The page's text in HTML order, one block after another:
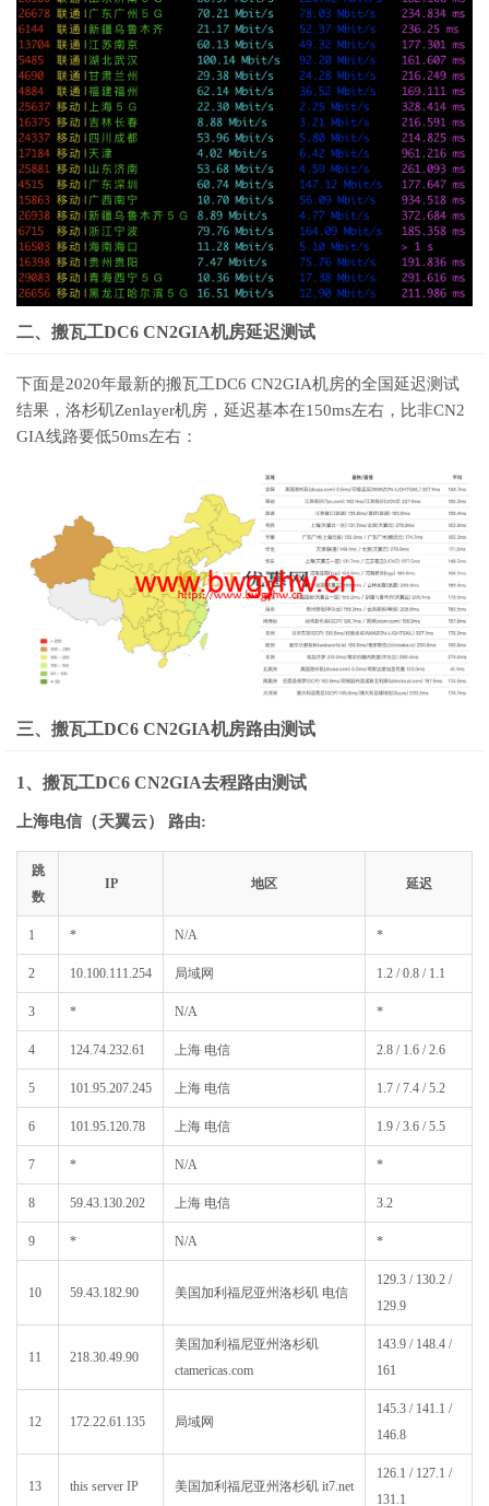
二、搬瓦工DC6 CN2GIA机房延迟测试
下面是2020年最新的搬瓦工DC6 CN2GIA机房的全国延迟测试
结果，洛杉矶Zenlayer机房，延迟基本在150ms左右，比非CN2
GIA线路要低50ms左右：
三、搬瓦工DC6 CN2GIA机房路由测试
1、搬瓦工DC6 CN2GIA去程路由测试
上海电信（天翼云） 路由:
跳
数
IP 地区 延迟
1 * N/A *
2 10.100.111.254 局域网 1.2 / 0.8 / 1.1
3 * N/A *
4 124.74.232.61 上海 电信 2.8 / 1.6 / 2.6
5 101.95.207.245 上海 电信 1.7 / 7.4 / 5.2
6 101.95.120.78 上海 电信 1.9 / 3.6 / 5.5
7 * N/A *
8 59.43.130.202 上海 电信 3.2
9 * N/A *
10 59.43.182.90 美国加利福尼亚州洛杉矶 电信
129.3 / 130.2 /
129.9
11 218.30.49.90
美国加利福尼亚州洛杉矶
ctamericas.com
143.9 / 148.4 /
161
12 172.22.61.135 局域网
145.3 / 141.1 /
146.8
13 this server IP 美国加利福尼亚州洛杉矶 it7.net
126.1 / 127.1 /
131.1